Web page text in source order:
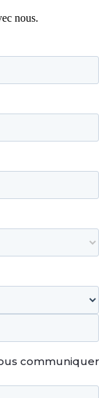
nous.